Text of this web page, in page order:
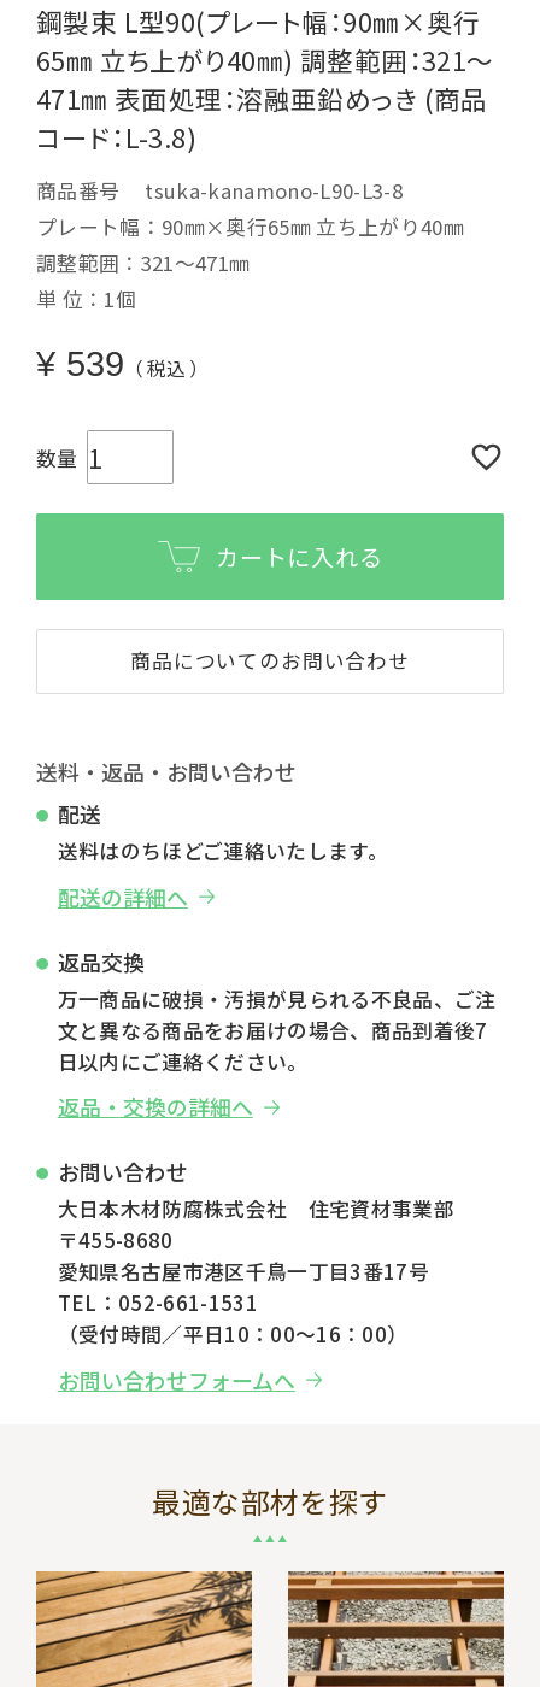
鋼製束 L型90(プレート幅：90㎜×奥行
65㎜ 立ち上がり40㎜) 調整範囲：321～
471㎜ 表面処理：溶融亜鉛めっき (商品
コード：L-3.8)
商品番号
tsuka-kanamono-L90-L3-8
プレート幅：90㎜×奥行65㎜ 立ち上がり40㎜
調整範囲：321～471㎜
単 位：1個
¥ 539 税込
カートに入れる
商品についてのお問い合わせ
送料・返品・お問い合わせ
配送
送料はのちほどご連絡いたします。
配送の詳細へ
返品交換
万一商品に破損・汚損が見られる不良品、ご注
文と異なる商品をお届けの場合、商品到着後7
日以内にご連絡ください。
返品・交換の詳細へ
お問い合わせ
大日本木材防腐株式会社 住宅資材事業部
〒455-8680
愛知県名古屋市港区千鳥一丁目3番17号
TEL：052-661-1531
（受付時間／平日10：00～16：00）
お問い合わせフォームへ
最適な部材を探す